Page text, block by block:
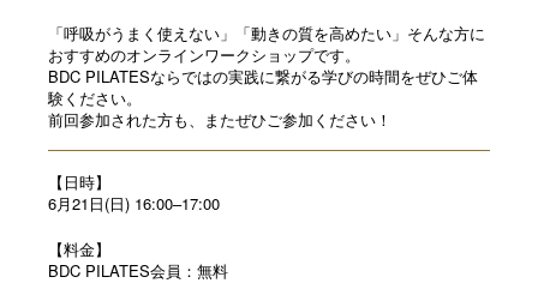
「呼吸がうまく使えない」「動きの質を高めたい」 そんな方に
おすすめのオンラインワークショップです。
BDC PILATESならではの実践に繋がる学びの時間をぜひご体
験く ださい。
前回参加された方も、またぜひご参加ください！
【日時】
6月21日(日) 16:00–17:00
【料金】
BDC PILATES会員：無料